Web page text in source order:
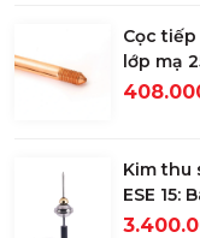
Cọc tiếp
lớp mạ
Kim thu
ESE 15: